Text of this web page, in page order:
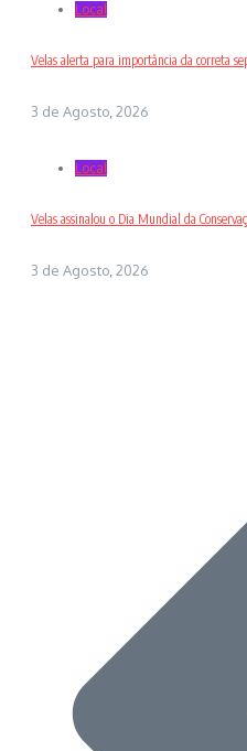
Local
Velas alerta para importância da correta
3 de Agosto, 2026
Local
Velas assinalou o Dia Mundial da
3 de Agosto, 2026